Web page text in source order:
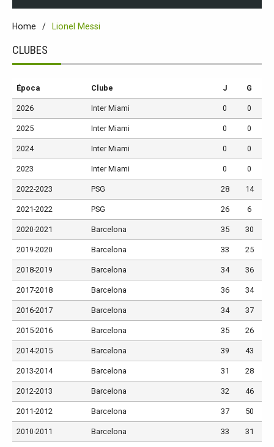
Home Lionel Messi
CLUBES
Época Clube J G
2026 Inter Miami 0 0
2025 Inter Miami 0 0
2024 Inter Miami 0 0
2023 Inter Miami 0 0
2022-2023 PSG 28 14
2021-2022 PSG 26 6
2020-2021 Barcelona 35 30
2019-2020 Barcelona 33 25
2018-2019 Barcelona 34 36
2017-2018 Barcelona 36 34
2016-2017 Barcelona 34 37
2015-2016 Barcelona 35 26
2014-2015 Barcelona 39 43
2013-2014 Barcelona 31 28
2012-2013 Barcelona 32 46
2011-2012 Barcelona 37 50
2010-2011 Barcelona 33 31